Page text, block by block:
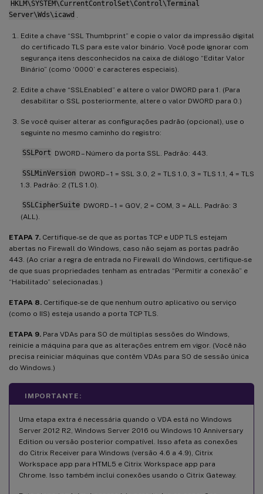
HKLM\SYSTEM\CurrentControlSet\Control\Terminal
Server\Wds\icawd
Edite a chave “SSL Thumbprint” e copie o valor da impressão digital
do certificado TLS para este valor binário. Você pode ignorar com
segurança itens desconhecidos na caixa de diálogo “Editar Valor
Binário” (como ‘0000’ e caracteres especiais).
Edite a chave “SSLEnabled” e altere o valor DWORD para 1. (Para
desabilitar o SSL posteriormente, altere o valor DWORD para 0.)
Se você quiser alterar as configurações padrão (opcional), use o
seguinte no mesmo caminho do registro:
SSLPort DWORD – Número da porta SSL. Padrão: 443.
SSLMinVersion DWORD – 1 = SSL 3.0, 2 = TLS 1.0, 3 = TLS 1.1, 4 = TLS
1.3. Padrão: 2 (TLS 1.0).
SSLCipherSuite DWORD – 1 = GOV, 2 = COM, 3 = ALL. Padrão: 3
(ALL).
ETAPA 7. Certifique-se de que as portas TCP e UDP TLS estejam
abertas no Firewall do Windows, caso não sejam as portas padrão
443. (Ao criar a regra de entrada no Firewall do Windows, certifique-se
de que suas propriedades tenham as entradas “Permitir a conexão” e
“Habilitado” selecionadas.)
ETAPA 8. Certifique-se de que nenhum outro aplicativo ou serviço
(como o IIS) esteja usando a porta TCP TLS.
ETAPA 9. Para VDAs para SO de múltiplas sessões do Windows,
reinicie a máquina para que as alterações entrem em vigor. (Você não
precisa reiniciar máquinas que contêm VDAs para SO de sessão única
do Windows.)
IMPORTANTE:
Uma etapa extra é necessária quando o VDA está no Windows
Server 2012 R2, Windows Server 2016 ou Windows 10 Anniversary
Edition ou versão posterior compatível. Isso afeta as conexões
do Citrix Receiver para Windows (versão 4.6 a 4.9), Citrix
Workspace app para HTML5 e Citrix Workspace app para
Chrome. Isso também inclui conexões usando o Citrix Gateway.